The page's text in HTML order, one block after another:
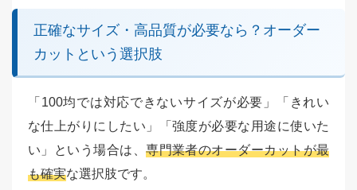
正確なサイズ・高品質が必要なら？オーダー
カットという選択肢
「100均では対応できないサイズが必要」「きれい
な仕上がりにしたい」「強度が必要な用途に使いた
い」という場合は、専門業者のオーダーカットが最
も確実な選択肢です。